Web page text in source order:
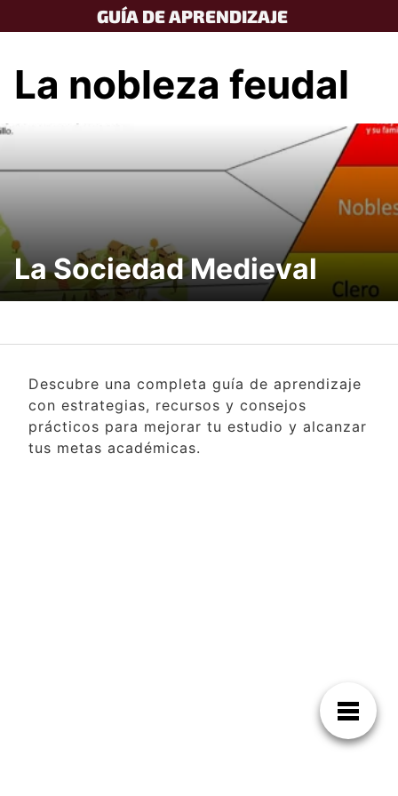
to
GUÍA DE APRENDIZAJE
La nobleza feudal
La Sociedad Medieval
Descubre una completa guía de aprendizaje
con estrategias, recursos y consejos
prácticos para mejorar tu estudio y alcanzar
tus metas académicas.